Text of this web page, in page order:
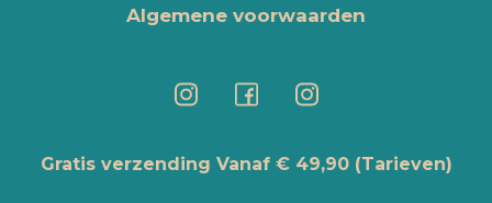
Algemene voorwaarden
Gratis verzending Vanaf € 49,90 (Tarieven)